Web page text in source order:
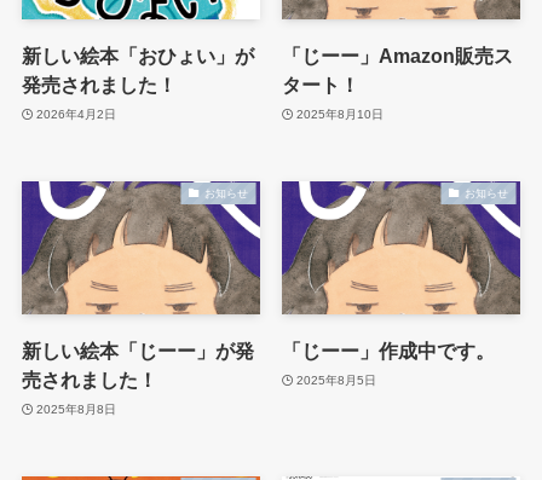
新しい絵本「おひょい」が
発売されました！
2026年4月2日
「じーー」Amazon販売ス
タート！
2025年8月10日
お知らせ
新しい絵本「じーー」が発
売されました！
2025年8月8日
お知らせ
「じーー」作成中です。
2025年8月5日